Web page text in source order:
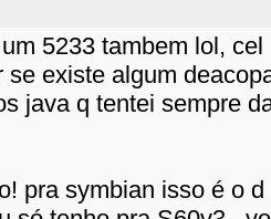
5233 tambem lol,
se existe algum
java q tentei sempre
pra symbian isso é o